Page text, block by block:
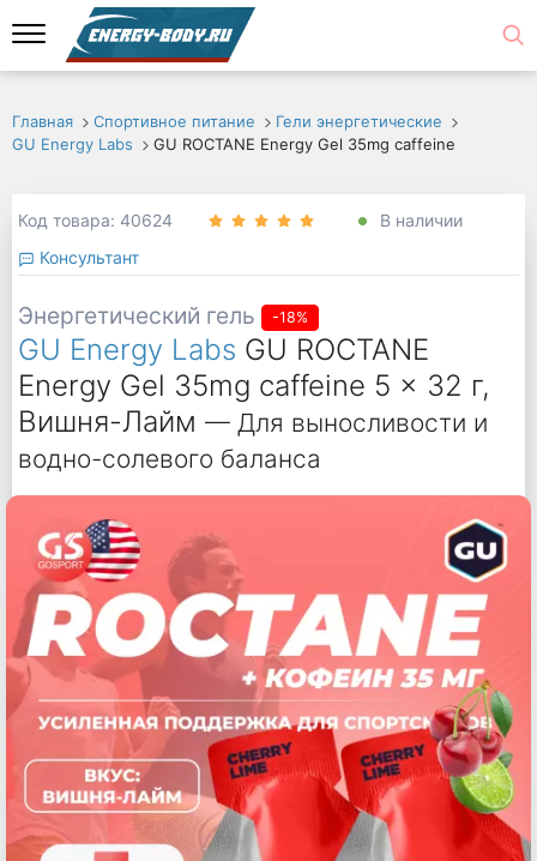
Главная Спортивное питание
Гели энергетические
GU Energy Labs
GU ROCTANE Energy Gel 35mg caffeine
Код товара: 40624
В наличии
Консультант
Энергетический гель -18%
GU Energy Labs GU ROCTANE
Energy Gel 35mg caffeine 5 x 32 г,
Вишня-Лайм — Для выносливости и
водно-солевого баланса